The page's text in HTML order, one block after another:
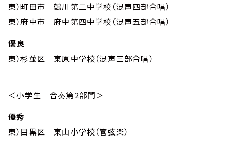
東）町田市 鶴川第二中学校（混声四部合唱）
東）府中市 府中第四中学校（混声五部合唱）
優良
東）杉並区 東原中学校（混声三部合唱）
＜小学生 合奏第2部門＞
優秀
東）目黒区 東山小学校（管弦楽）